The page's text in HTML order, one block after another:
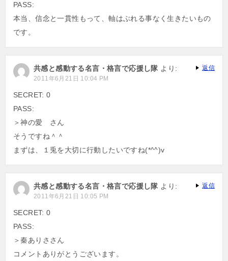
PASS:
本当、信念と一貫性もって、軸はぶれる事なく生きたいもの
です。
共感と感動する名言・格言で応援し隊 より:
2011年6月21日 10:04 PM
SECRET: 0
PASS:
＞神の愛 さん
そうですね＾＾
まずは、１兎を大切に行動したいですね(*^^)v
返信
共感と感動する名言・格言で応援し隊 より:
2011年6月21日 10:05 PM
SECRET: 0
PASS:
＞秦ありささん
コメントありがとうございます。
返信